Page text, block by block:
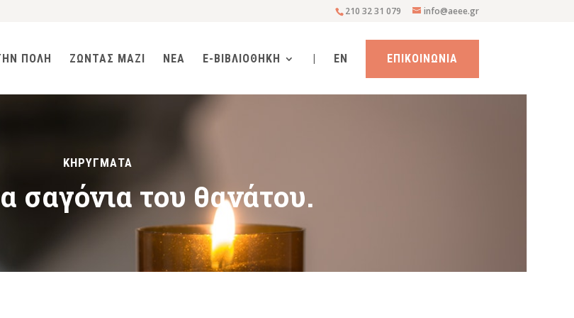
210 32 31 079 info@aeee.gr
ΠΟΛΗ ΖΩΝΤΑΣ ΜΑΖΙ ΝΕΑ E-ΒΙΒΛΙΟΘΗΚΗ | EN ΕΠΙΚΟΙΝΩΝΙΑ
ΚΗΡΥΓΜΑΤΑ
σαγόνια του θανάτου.